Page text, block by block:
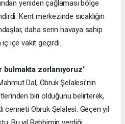
yeniden çağlaması bölge
Kent merkezinde sıcaklığın
daha serin havaya sahip
iç içe vakit geçirdi.
bulmakta zorlanıyoruz"
Dal, Obruk Şelalesi’nin
biri olduğunu belirterek,
cenneti Obruk Şelalesi. Geçen yıl